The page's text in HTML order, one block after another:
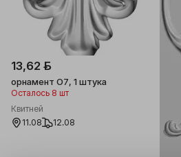
13,62 ƃ
орнамент О7, 1 штука
Осталось 8 шт
Квитней
11.08
12.08